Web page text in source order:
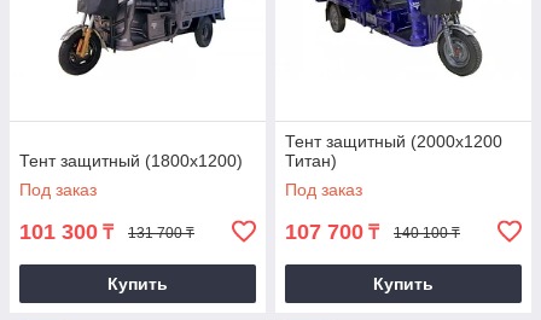
Тент защитный (1800x1200)
Под заказ
101 300 ₸ 131 700 ₸
Купить
Тент защитный (2000x1200
Титан)
Под заказ
107 700 ₸ 140 100 ₸
Купить